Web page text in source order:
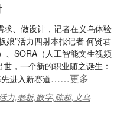
、做设计，记者在义乌体验
娘”活力四射本报记者 何贤君
、SORA（人工智能文生视频
，一个新的职业随之诞生：
进入新赛道……更多
力,老板,数字,陈超,义乌